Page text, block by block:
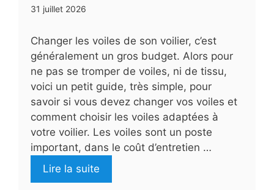
31 juillet 2026
Changer les voiles de son voilier, c’est
généralement un gros budget. Alors pour
ne pas se tromper de voiles, ni de tissu,
voici un petit guide, très simple, pour
savoir si vous devez changer vos voiles et
comment choisir les voiles adaptées à
votre voilier. Les voiles sont un poste
important, dans le coût d’entretien …
Lire la suite